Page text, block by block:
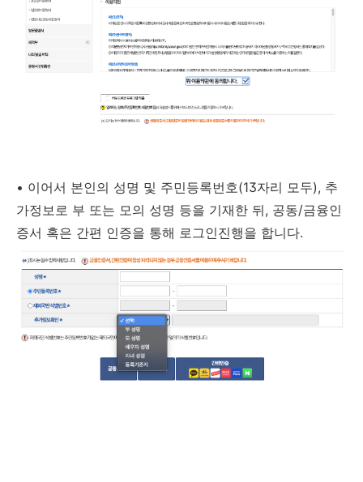
• 이어서 본인의 성명 및 주민등록번호(13자리 모두), 추
가정보로 부 또는 모의 성명 등을 기재한 뒤, 공동/금융인
증서 혹은 간편 인증을 통해 로그인진행을 합니다.